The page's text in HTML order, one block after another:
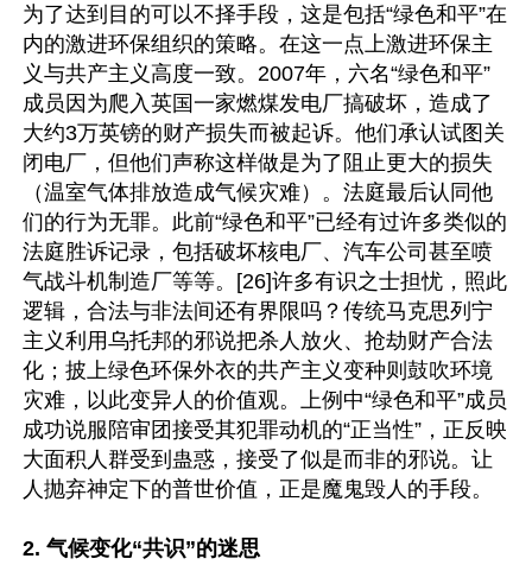
为了达到目的可以不择手段，这是包括“绿色和平”在
内的激进环保组织的策略。在这一点上激进环保主
义与共产主义高度一致。2007年，六名“绿色和平”
成员因为爬入英国一家燃煤发电厂搞破坏，造成了
大约3万英镑的财产损失而被起诉。他们承认试图关
闭电厂，但他们声称这样做是为了阻止更大的损失
（温室气体排放造成气候灾难）。法庭最后认同他
们的行为无罪。此前“绿色和平”已经有过许多类似的
法庭胜诉记录，包括破坏核电厂、汽车公司甚至喷
气战斗机制造厂等等。[26]许多有识之士担忧，照此
逻辑，合法与非法间还有界限吗？传统马克思列宁
主义利用乌托邦的邪说把杀人放火、抢劫财产合法
化；披上绿色环保外衣的共产主义变种则鼓吹环境
灾难，以此变异人的价值观。上例中“绿色和平”成员
成功说服陪审团接受其犯罪动机的“正当性”，正反映
大面积人群受到蛊惑，接受了似是而非的邪说。让
人抛弃神定下的普世价值，正是魔鬼毁人的手段。
2. 气候变化“共识”的迷思